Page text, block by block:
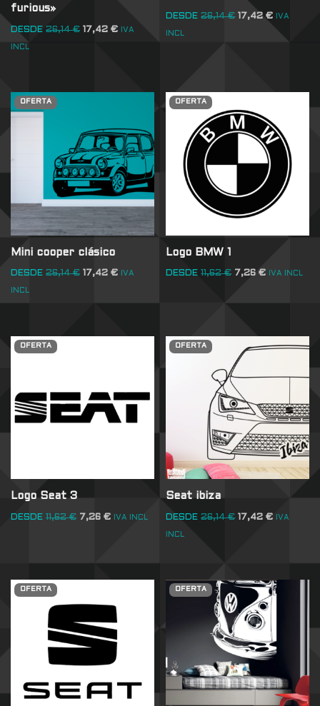
furious»
DESDE 26,14€ 17,42 € IVA
INCL
DESDE 26,14€ 17,42€ IVA
INCL
OFERTA
Mini cooper clásico
DESDE 26,14€ 17,42 € IVA
INCL
OFERTA
Logo BMW 1
DESDE 11,62€ 7,26€ IVA INCL
OFERTA
Logo Seat 3
DESDE 11,62€ 7,26 € IVA INCL
OFERTA
Seat ibiza
DESDE 26,14€ 17,42€ IVA
INCL
OFERTA OFERTA